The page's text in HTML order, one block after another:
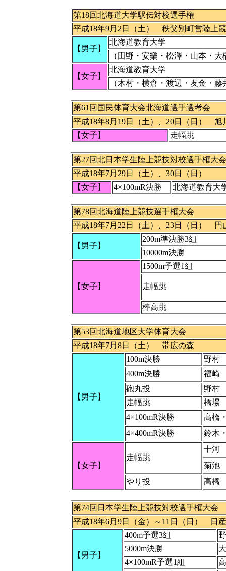
第18回北海道大学駅伝対校選手権
平成18年9月2日（土） 秩父別町営陸上
【男子】
北海道教育大学
（田野・安樂・松澤・山本・
【女子】
北海道教育大学
（木村・横倉・渡辺・友金・藤
第61回国民体育大会北海道選手選考会
平成18年8月19日（土）、20日（日） 旭
【女子】
走幅跳
第27回北日本学生陸上競技対校選手権大会
平成18年7月29日（土）、30日（日）
【女子】
4×100mR決勝 北海道教育大
第78回北海道陸上競技選手権大会
平成18年7月22日（土）、23日（日） 円
【男子】
200m準決勝3組
10000m決勝
【女子】
1500m予選1組
走幅跳
棒高跳
第53回北海道地区大学体育大会
平成18年7月8日（土） 帯広の森
【男子】
100m決勝
野村
400m決勝
福崎
砲丸投
野村
走幅跳
橋場
4×100mR決勝
高橋
4×400mR決勝
鈴木
【女子】
走幅跳
十河
菊池
やり投
高橋
第74回日本学生陸上競技対校選手権大会
平成18年6月9日（金）～11日（日） 日
【男子】
400m予選3組
5000m決勝
4×100mR予選1組